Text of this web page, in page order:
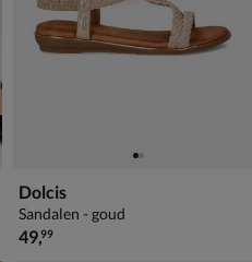
Dolcis
Sandalen - goud
€ 49,99
49,99